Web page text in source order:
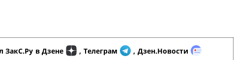
ЗакС.Ру в Дзене , Телеграм , Дзен.Новости